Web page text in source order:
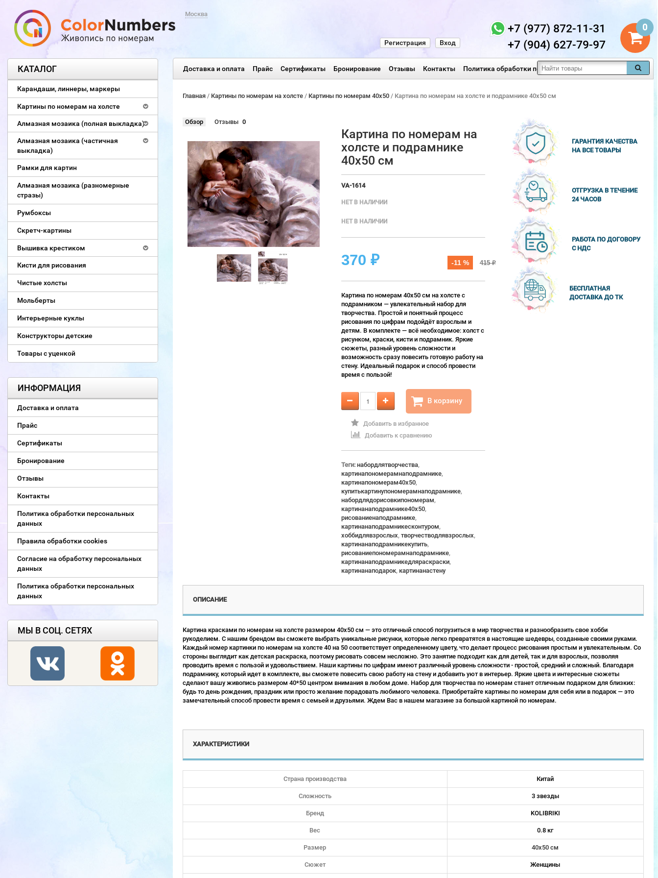
Москва
0
+7 (977) 872-11-31
+7 (904) 627-79-97
Вход
Регистрация
Доставка и оплата Прайс Сертификаты Бронирование Отзывы Контакты Политика обработки персональных данных
КАТАЛОГ
Карандаши, линнеры, маркеры
Картины по номерам на холсте
Алмазная мозаика (полная выкладка)
Алмазная мозаика (частичная
выкладка)
Рамки для картин
Алмазная мозаика (разномерные
стразы)
Румбоксы
Скретч-картины
Вышивка крестиком
Кисти для рисования
Чистые холсты
Мольберты
Интерьерные куклы
Конструкторы детские
Товары с уценкой
ИНФОРМАЦИЯ
Доставка и оплата
Прайс
Сертификаты
Бронирование
Отзывы
Контакты
Политика обработки персональных
данных
Правила обработки cookies
Согласие на обработку персональных
данных
Политика обработки персональных
данных
МЫ В СОЦ. СЕТЯХ
Главная/ Картины по номерам на холсте / Картины по номерам 40х50 / Картина по номерам на холсте и подрамнике 40х50 см
Обзор Отзывы 0
Картина по номерам на
холсте и подрамнике
40х50 см
VA-1614
НЕТ В НАЛИЧИИ
НЕТ В НАЛИЧИИ
370 ₽ -11 % 415₽
Картина по номерам 40х50 см на холсте с
подрамником — увлекательный набор для
творчества. Простой и понятный процесс
рисования по цифрам подойдёт взрослым и
детям. В комплекте — всё необходимое: холст с
рисунком, краски, кисти и подрамник. Яркие
сюжеты, разный уровень сложности и
возможность сразу повесить готовую работу на
стену. Идеальный подарок и способ провести
время с пользой!
В корзину
Добавить в избранное
Добавить к сравнению
Теги: набордлятворчества,
картинапономерамнаподрамнике,
картинапономерам40x50,
купитькартинупономерамнаподрамнике,
набордлядорисовкипономерам,
картинанаподрамнике40x50,
рисованиенаподрамнике,
картинанаподрамникесконтуром,
хоббидлявзрослых, творчестводлявзрослых,
картинанаподрамникекупить,
рисованиепономерамнаподрамнике,
картинанаподрамникедляраскраски,
картинанаподарок, картинанастену
ГАРАНТИЯ КАЧЕСТВА
НА ВСЕ ТОВАРЫ
ОТГРУЗКА В ТЕЧЕНИЕ
24 ЧАСОВ
РАБОТА ПО ДОГОВОРУ
С НДС
БЕСПЛАТНАЯ
ДОСТАВКА ДО ТК
ОПИСАНИЕ
Картина красками по номерам на холсте размером 40х50 см — это отличный способ погрузиться в мир творчества и разнообразить свое хобби
рукоделием. С нашим брендом вы сможете выбрать уникальные рисунки, которые легко превратятся в настоящие шедевры, созданные своими руками.
Каждый номер картинки по номерам на холсте 40 на 50 соответствует определенному цвету, что делает процесс рисования простым и увлекательным. Со
стороны выглядит как детская раскраска, поэтому рисовать совсем несложно. Это занятие подходит как для детей, так и для взрослых, позволяя
проводить время с пользой и удовольствием. Наши картины по цифрам имеют различный уровень сложности - простой, средний и сложный. Благодаря
подрамнику, который идет в комплекте, вы сможете повесить свою работу на стену и добавить уют в интерьер. Яркие цвета и интересные сюжеты
сделают вашу живопись размером 40*50 центром внимания в любом доме. Набор для творчества по номерам станет отличным подарком для близких:
будь то день рождения, праздник или просто желание порадовать любимого человека. Приобретайте картины по номерам для себя или в подарок — это
замечательный способ провести время с семьей и друзьями. Ждем Вас в нашем магазине за большой картиной по номерам.
ХАРАКТЕРИСТИКИ
Страна производства Китай
Сложность 3 звезды
Бренд KOLIBRIKI
Вес 0.8 кг
Размер 40х50 см
Сюжет Женщины